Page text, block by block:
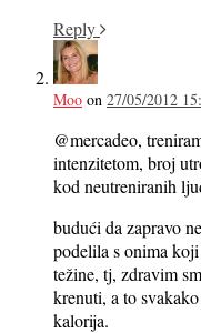
Reply
Moo on 27/05/2012
@mercadeo,
intenzitetom, broj
kod neutreniranih
budući da zapravo
podelila s onima
težine, tj, zdravim
krenuti, a to
kalorija.